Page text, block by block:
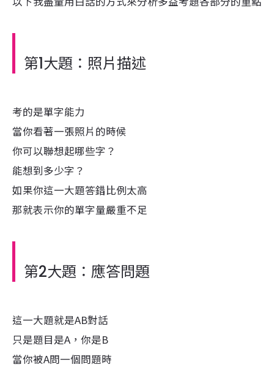
第1大題：照片描述
考的是單字能力
當你看著一張照片的時候
你可以聯想起哪些字？
能想到多少字？
如果你這一大題答錯比例太高
那就表示你的單字量嚴重不足
第2大題：應答問題
這一大題就是AB對話
只是題目是A，你是B
當你被A問一個問題時